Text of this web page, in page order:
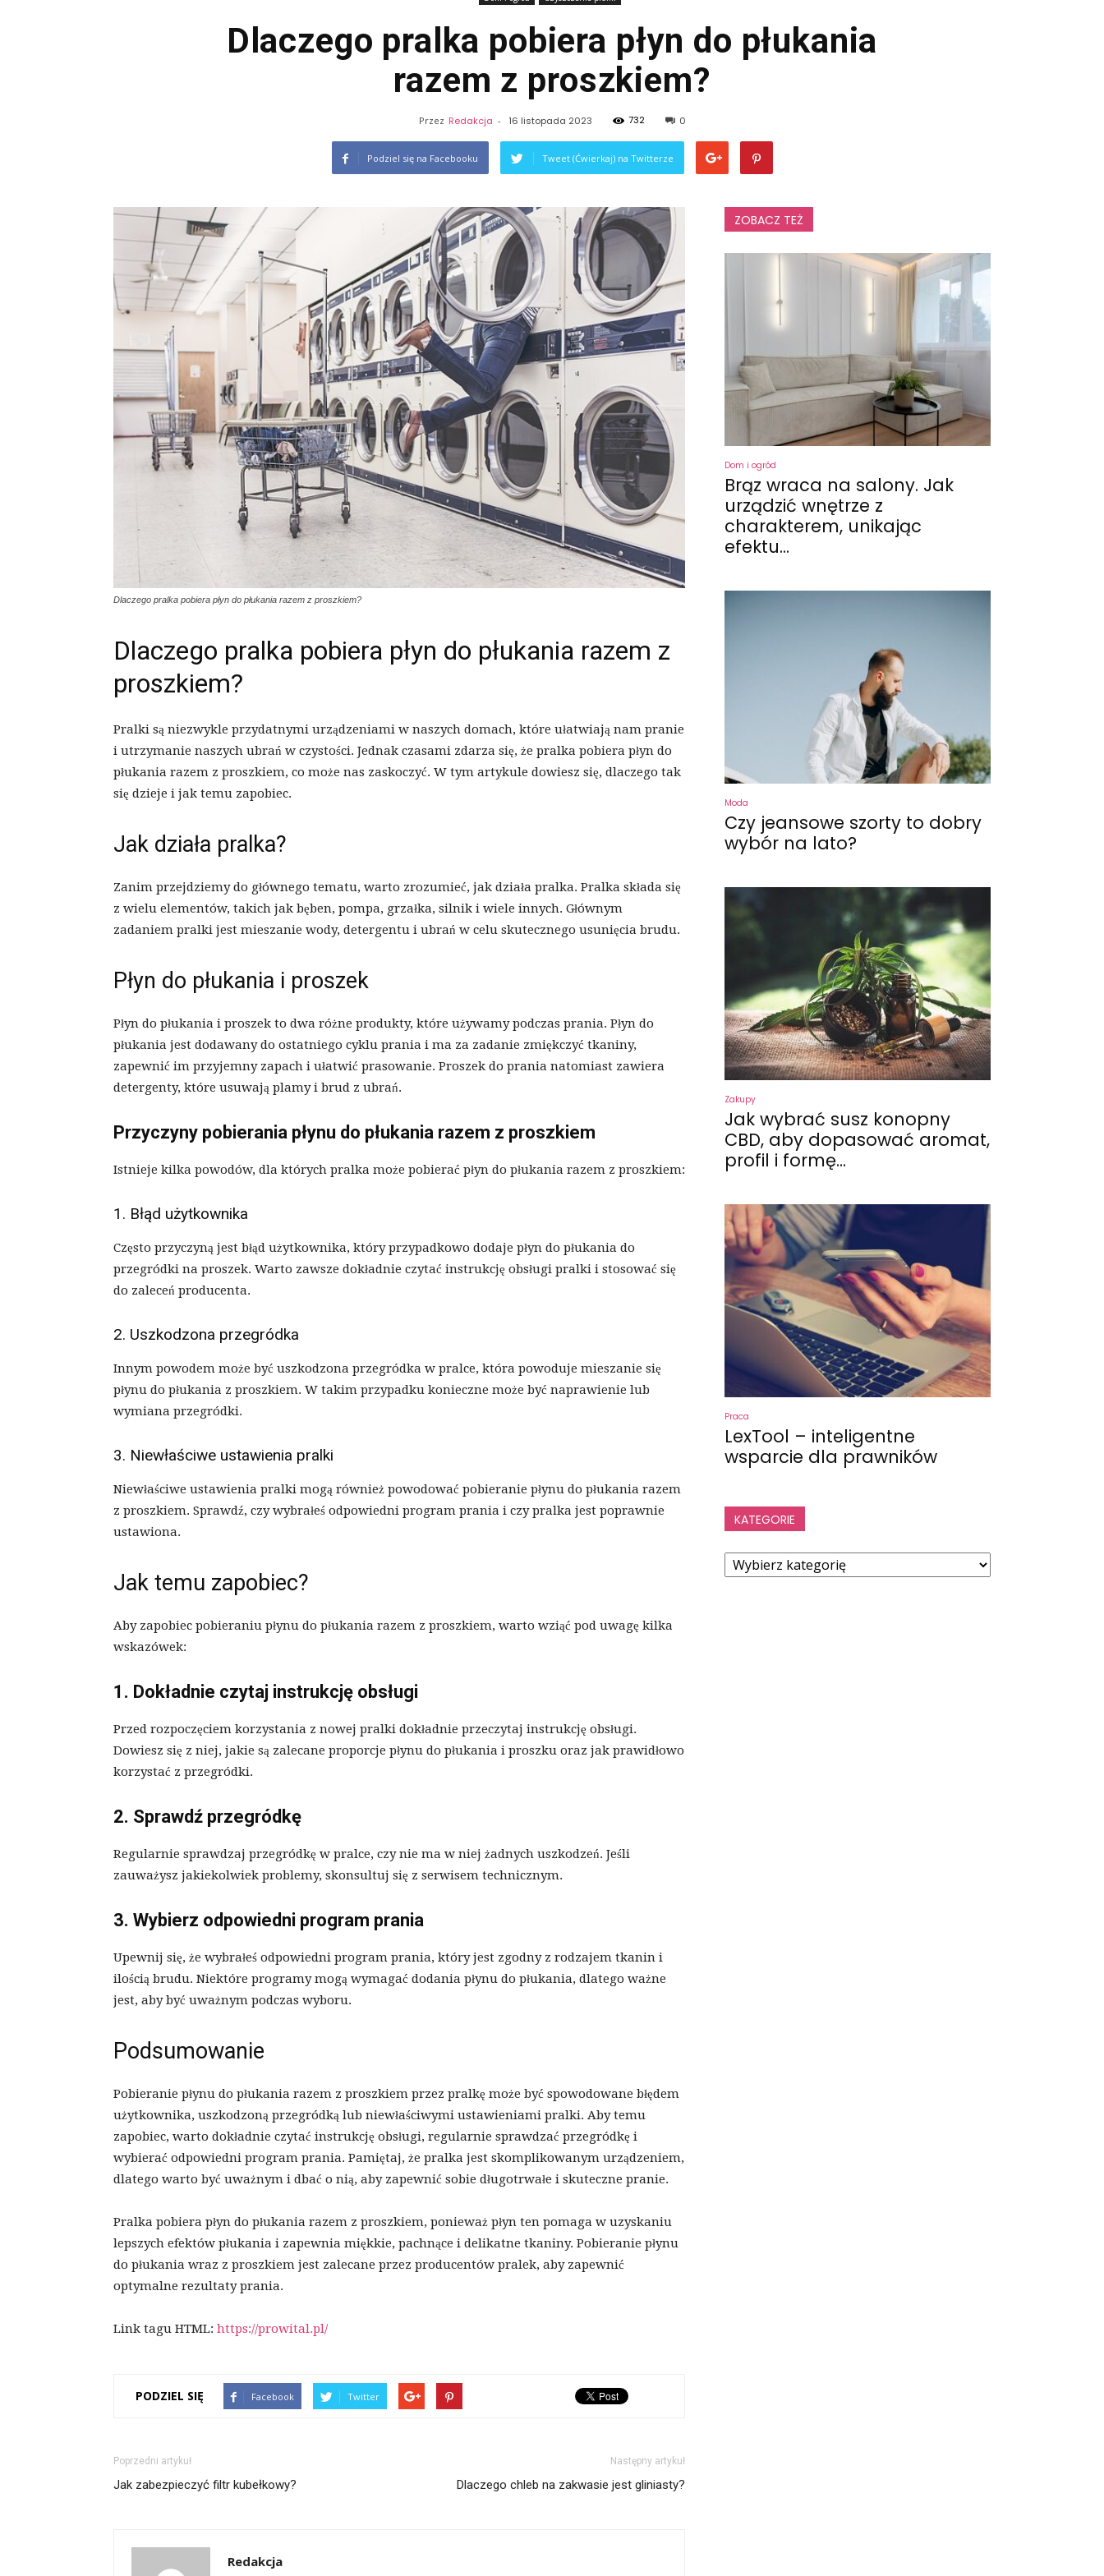
Dlaczego pralka pobiera płyn do płukania
razem z proszkiem?
Przez Redakcja - 16 listopada 2023 732 0
Podziel się na Facebooku Tweet (Ćwierkaj) na Twitterze
Dlaczego pralka pobiera płyn do płukania razem z proszkiem?
Dlaczego pralka pobiera płyn do płukania razem z
proszkiem?
Pralki są niezwykle przydatnymi urządzeniami w naszych domach, które ułatwiają nam pranie
i utrzymanie naszych ubrań w czystości. Jednak czasami zdarza się, że pralka pobiera płyn do
płukania razem z proszkiem, co może nas zaskoczyć. W tym artykule dowiesz się, dlaczego tak
się dzieje i jak temu zapobiec.
Jak działa pralka?
Zanim przejdziemy do głównego tematu, warto zrozumieć, jak działa pralka. Pralka składa się
z wielu elementów, takich jak bęben, pompa, grzałka, silnik i wiele innych. Głównym
zadaniem pralki jest mieszanie wody, detergentu i ubrań w celu skutecznego usunięcia brudu.
Płyn do płukania i proszek
Płyn do płukania i proszek to dwa różne produkty, które używamy podczas prania. Płyn do
płukania jest dodawany do ostatniego cyklu prania i ma za zadanie zmiękczyć tkaniny,
zapewnić im przyjemny zapach i ułatwić prasowanie. Proszek do prania natomiast zawiera
detergenty, które usuwają plamy i brud z ubrań.
Przyczyny pobierania płynu do płukania razem z proszkiem
Istnieje kilka powodów, dla których pralka może pobierać płyn do płukania razem z proszkiem:
1. Błąd użytkownika
Często przyczyną jest błąd użytkownika, który przypadkowo dodaje płyn do płukania do
przegródki na proszek. Warto zawsze dokładnie czytać instrukcję obsługi pralki i stosować się
do zaleceń producenta.
2. Uszkodzona przegródka
Innym powodem może być uszkodzona przegródka w pralce, która powoduje mieszanie się
płynu do płukania z proszkiem. W takim przypadku konieczne może być naprawienie lub
wymiana przegródki.
3. Niewłaściwe ustawienia pralki
Niewłaściwe ustawienia pralki mogą również powodować pobieranie płynu do płukania razem
z proszkiem. Sprawdź, czy wybrałeś odpowiedni program prania i czy pralka jest poprawnie
ustawiona.
Jak temu zapobiec?
Aby zapobiec pobieraniu płynu do płukania razem z proszkiem, warto wziąć pod uwagę kilka
wskazówek:
1. Dokładnie czytaj instrukcję obsługi
Przed rozpoczęciem korzystania z nowej pralki dokładnie przeczytaj instrukcję obsługi.
Dowiesz się z niej, jakie są zalecane proporcje płynu do płukania i proszku oraz jak prawidłowo
korzystać z przegródki.
2. Sprawdź przegródkę
Regularnie sprawdzaj przegródkę w pralce, czy nie ma w niej żadnych uszkodzeń. Jeśli
zauważysz jakiekolwiek problemy, skonsultuj się z serwisem technicznym.
3. Wybierz odpowiedni program prania
Upewnij się, że wybrałeś odpowiedni program prania, który jest zgodny z rodzajem tkanin i
ilością brudu. Niektóre programy mogą wymagać dodania płynu do płukania, dlatego ważne
jest, aby być uważnym podczas wyboru.
Podsumowanie
Pobieranie płynu do płukania razem z proszkiem przez pralkę może być spowodowane błędem
użytkownika, uszkodzoną przegródką lub niewłaściwymi ustawieniami pralki. Aby temu
zapobiec, warto dokładnie czytać instrukcję obsługi, regularnie sprawdzać przegródkę i
wybierać odpowiedni program prania. Pamiętaj, że pralka jest skomplikowanym urządzeniem,
dlatego warto być uważnym i dbać o nią, aby zapewnić sobie długotrwałe i skuteczne pranie.
Pralka pobiera płyn do płukania razem z proszkiem, ponieważ płyn ten pomaga w uzyskaniu
lepszych efektów płukania i zapewnia miękkie, pachnące i delikatne tkaniny. Pobieranie płynu
do płukania wraz z proszkiem jest zalecane przez producentów pralek, aby zapewnić
optymalne rezultaty prania.
Link tagu HTML: https://prowital.pl/
PODZIEL SIĘ Facebook Twitter
Poprzedni artykuł
Jak zabezpieczyć filtr kubełkowy?
Następny artykuł
Dlaczego chleb na zakwasie jest gliniasty?
Redakcja
ZOBACZ TEŻ
Dom i ogród
Brąz wraca na salony. Jak
urządzić wnętrze z
charakterem, unikając
efektu...
Moda
Czy jeansowe szorty to dobry
wybór na lato?
Zakupy
Jak wybrać susz konopny
CBD, aby dopasować aromat,
profil i formę...
Praca
LexTool – inteligentne
wsparcie dla prawników
KATEGORIE
Kategorie